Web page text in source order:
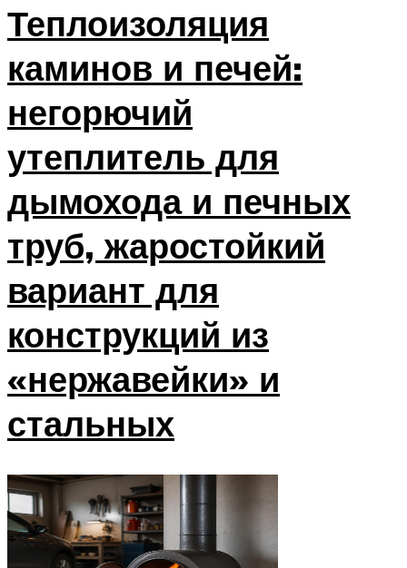
Теплоизоляция
каминов и печей:
негорючий
утеплитель для
дымохода и печных
труб, жаростойкий
вариант для
конструкций из
«нержавейки» и
стальных